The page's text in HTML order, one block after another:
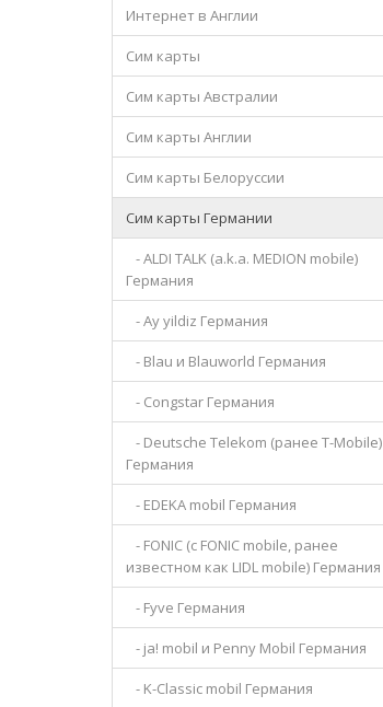
Интернет в Англии
Сим карты
Сим карты Австралии
Сим карты Англии
Сим карты Белоруссии
Сим карты Германии
- ALDI TALK (a.k.a. MEDION mobile)
Германия
- Ay yildiz Германия
- Blau и Blauworld Германия
- Congstar Германия
- Deutsche Telekom (ранее T-Mobile)
Германия
- EDEKA mobil Германия
- FONIC (с FONIC mobile, ранее
известном как LIDL mobile) Германия
- Fyve Германия
- ja! mobil и Penny Mobil Германия
- K-Classic mobil Германия